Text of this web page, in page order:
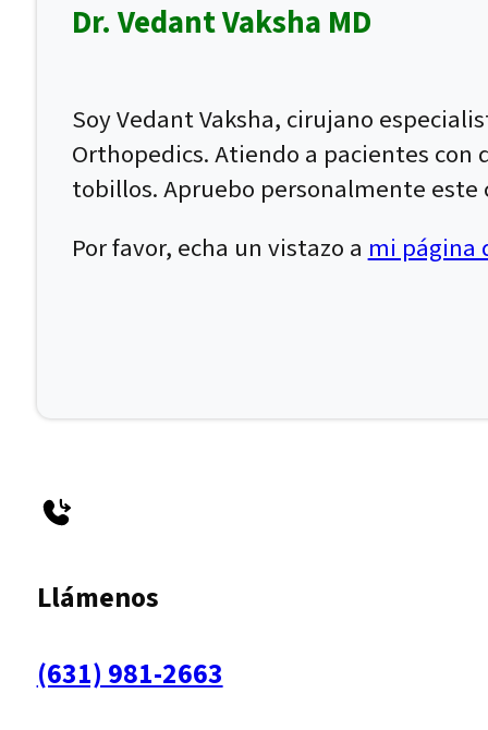
Dr. Vedant Vaksha MD
Soy Vedant Vaksha, cirujano
Orthopedics. Atiendo a pacientes con
tobillos. Apruebo personalmente
Por favor, echa un vistazo ami página
Llámenos
(631) 981-2663